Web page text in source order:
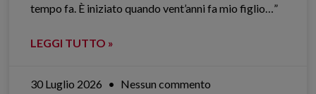
tempo fa. È iniziato quando vent’anni fa mio figlio…”
LEGGI TUTTO »
30 Luglio 2026 Nessun commento